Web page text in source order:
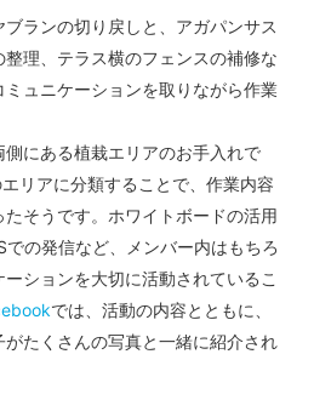
ランの切り戻しと、アガパンサス
理、テラス横のフェンスの補修な
ュニケーションを取りながら作業
にある植栽エリアのお手入れで
リアに分類することで、作業内容
そうです。ホワイトボードの活用
の発信など、メンバー内はもちろ
ションを大切に活動されているこ
では、活動の内容とともに、
たくさんの写真と一緒に紹介され